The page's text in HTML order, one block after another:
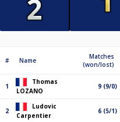
# Name
Matches
(won/lost)
1
Thomas
LOZANO
9 (9/0)
2
Ludovic
Carpentier
6 (5/1)